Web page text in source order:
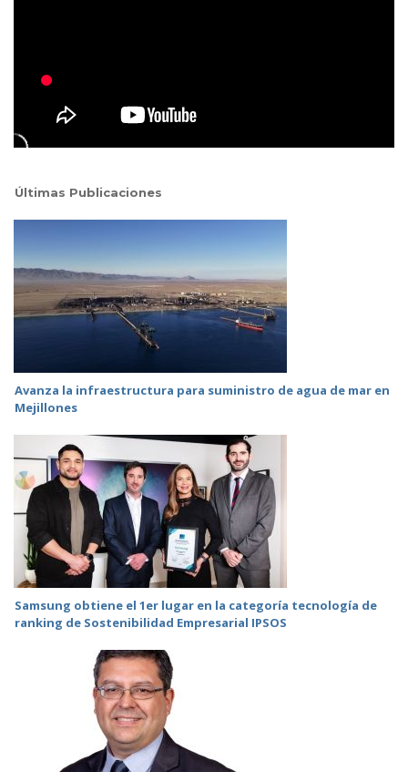
Últimas Publicaciones
Avanza la infraestructura para suministro de agua de mar en
Mejillones
Samsung obtiene el 1er lugar en la categoría tecnología de
ranking de Sostenibilidad Empresarial IPSOS